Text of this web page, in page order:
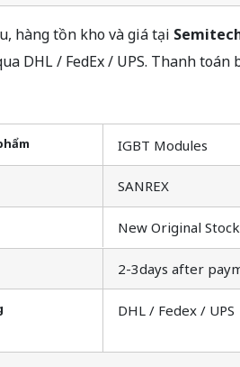
hàng tồn kho và giá tại
DHL / FedEx / UPS. Thanh
IGBT Modules
SANREX
New Original Stock
2-3days after
DHL / Fedex / UPS